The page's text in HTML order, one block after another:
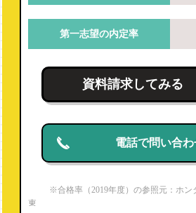
第一志望の内定率
資料請求してみる
電話で問い合わ
※合格率（2019年度）の参照元：ホン
東